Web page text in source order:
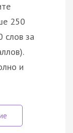
250
слов за
и